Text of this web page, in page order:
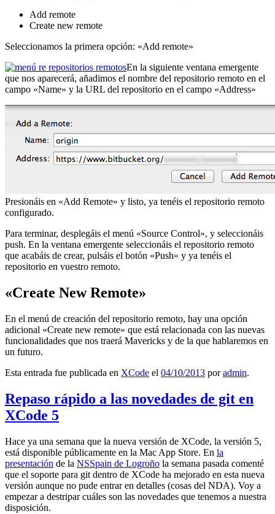
Add remote
Create new remote
Seleccionamos la primera opción: «Add remote»
En la siguiente ventana emergente
que nos aparecerá, añadimos el nombre del repositorio remoto en el
campo «Name» y la URL del repositorio en el campo «Address»
Presionáis en «Add Remote» y listo, ya tenéis el repositorio remoto
configurado.
Para terminar, desplegáis el menú «Source Control», y seleccionáis
push. En la ventana emergente seleccionáis el repositorio remoto
que acabáis de crear, pulsáis el botón «Push» y ya tenéis el
repositorio en vuestro remoto.
«Create New Remote»
En el menú de creación del repositorio remoto, hay una opción
adicional «Create new remote» que está relacionada con las nuevas
funcionalidades que nos traerá Mavericks y de la que hablaremos en
un futuro.
Esta entrada fue publicada en XCode el 04/10/2013 poradmin.
Repaso rápido a las novedades de git en
XCode 5
Hace ya una semana que la nueva versión de XCode, la versión 5,
está disponible públicamente en la Mac App Store. En la
presentación de la NSSpain de Logroño la semana pasada comenté
que el soporte para git dentro de XCode ha mejorado en esta nueva
versión aunque no pude entrar en detalles (cosas del NDA). Voy a
empezar a destripar cuáles son las novedades que tenemos a nuestra
disposición.